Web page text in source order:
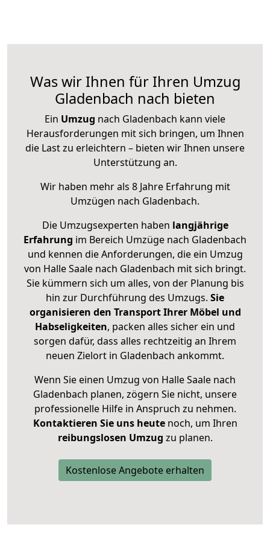
Was wir Ihnen für Ihren Umzug
Gladenbach nach bieten
Ein Umzug nach Gladenbach kann viele
Herausforderungen mit sich bringen, um Ihnen
die Last zu erleichtern – bieten wir Ihnen unsere
Unterstützung an.
Wir haben mehr als 8 Jahre Erfahrung mit
Umzügen nach Gladenbach.
Die Umzugsexperten haben langjährige
Erfahrung im Bereich Umzüge nach Gladenbach
und kennen die Anforderungen, die ein Umzug
von Halle Saale nach Gladenbach mit sich bringt.
Sie kümmern sich um alles, von der Planung bis
hin zur Durchführung des Umzugs. Sie
organisieren den Transport Ihrer Möbel und
Habseligkeiten, packen alles sicher ein und
sorgen dafür, dass alles rechtzeitig an Ihrem
neuen Zielort in Gladenbach ankommt.
Wenn Sie einen Umzug von Halle Saale nach
Gladenbach planen, zögern Sie nicht, unsere
professionelle Hilfe in Anspruch zu nehmen.
Kontaktieren Sie uns heutenoch, um Ihren
reibungslosen Umzug zu planen.
Kostenlose Angebote erhalten